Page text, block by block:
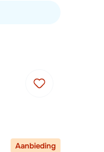
Aanbieding